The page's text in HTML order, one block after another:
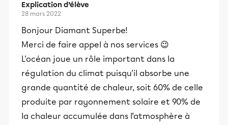
Explication d’élève
28 mars 2022
Bonjour Diamant Superbe!
Merci de faire appel à nos services 😉
L'océan joue un rôle important dans la
régulation du climat puisqu'il absorbe une
grande quantité de chaleur, soit 60% de celle
produite par rayonnement solaire et 90% de
la chaleur accumulée dans l’atmosphère à